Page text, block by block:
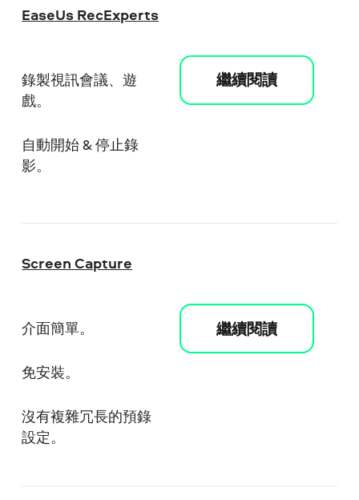
EaseUs RecExperts
錄製視訊會議、遊
戲。
自動開始 & 停止錄
影。
繼續閱讀
Screen Capture
介面簡單。
免安裝。
沒有複雜冗長的預錄
設定。
繼續閱讀